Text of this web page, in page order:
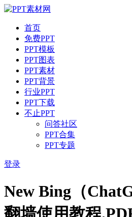
首页
免费PPT
PPT模板
PPT图表
PPT素材
PPT背景
行业PPT
PPT下载
不止PPT
问答社区
PPT合集
PPT专题
登录
New Bing（